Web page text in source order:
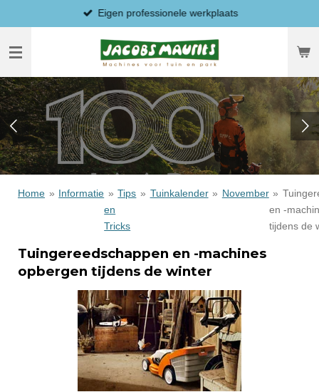
direct
naar
hoofdinhoud
Eigen professionele werkplaats
Home » Informatie » Tips
en
Tricks
» Tuinkalender » November »
en -
tijdens de
Tuingereedschappen en -machines
opbergen tijdens de winter